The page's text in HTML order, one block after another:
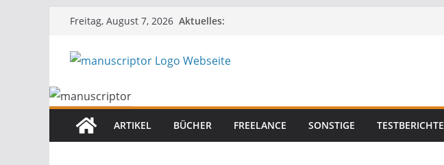
Freitag, August 7, 2026 Aktuelles:
ARTIKEL BÜCHER FREELANCE SONSTIGE TESTBERICHTE